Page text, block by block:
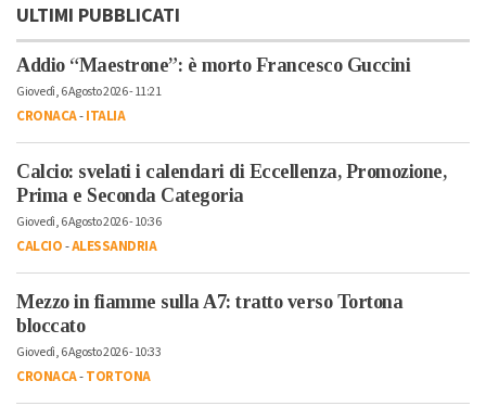
ULTIMI PUBBLICATI
Addio “Maestrone”: è morto Francesco Guccini
Giovedì, 6 Agosto 2026 - 11:21
CRONACA-ITALIA
Calcio: svelati i calendari di Eccellenza, Promozione,
Prima e Seconda Categoria
Giovedì, 6 Agosto 2026 - 10:36
CALCIO-ALESSANDRIA
Mezzo in fiamme sulla A7: tratto verso Tortona
bloccato
Giovedì, 6 Agosto 2026 - 10:33
CRONACA-TORTONA